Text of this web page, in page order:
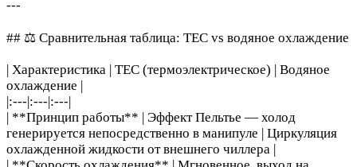
---
## ⚖️ Сравнительная таблица: TEC vs водяное охлаждение
| Характеристика | TEC (термоэлектрическое) | Водяное
охлаждение |
|:---|:---|:---|
| **Принцип работы** | Эффект Пельтье — холод
генерируется непосредственно в манипуле | Циркуляция
охлажденной жидкости от внешнего чиллера |